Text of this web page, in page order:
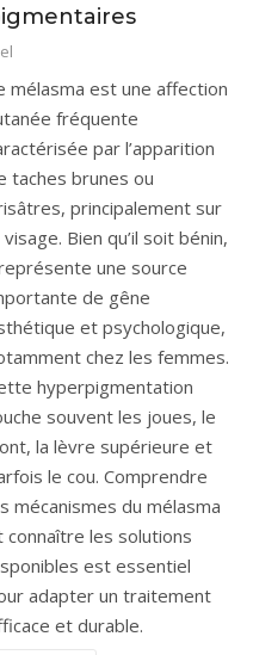
mélasma est une affection
fréquente
par l’apparition
taches brunes ou
principalement sur
visage. Bien qu’il soit bénin,
une source
de gêne
et psychologique,
chez les femmes.
hyperpigmentation
souvent les joues, le
la lèvre supérieure et
le cou. Comprendre
mécanismes du mélasma
connaître les solutions
est essentiel
adapter un traitement
et durable.